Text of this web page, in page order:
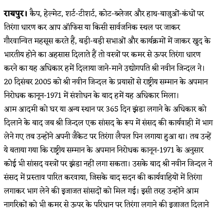
रायपुर।कैप, हेल्मेट, शर्ट-टीशर्ट, कोट-ब्लेजर और हाथ-बाजुओं-कंधों पर
तिरंगा धारण कर आप ऑफिस या किसी सार्वजनिक स्थल पर जाकर
गौरवान्वित महसूस करते हैं, बड़ी-बड़ी सभाओं और कार्यक्रमों में जाकर खुद के
भारतीय होने का अहसास दिलाते हैं तो वस्त्रों पर कमर से ऊपर तिरंगा धारण
करने का यह अधिकार हमें दिलाया जाने-माने उद्योगपति श्री नवीन जिन्दल ने।
20 दिसंबर 2005 को श्री नवीन जिन्दल के प्रयासों से राष्ट्रीय सम्मान के अपमान
निरोधक कानून-1971 में संशोधन के बाद हमें यह अधिकार मिला।
आम आदमी को घर या अन्य स्थान पर 365 दिन झंडा लगाने के अधिकार को
दिलाने के बाद जब श्री जिन्दल एक सांसद के रूप में संसद की कार्यवाही में भाग
लेने गए तब उन्होंने अपनी जैकेट पर तिरंगा लैपल पिन लगाया हुआ था। तब उन्हें
ये बताया गया कि राष्ट्रीय सम्मान के अपमान निरोधक कानून-1971 के अनुसार
कोई भी सांसद वस्त्रों पर झंडा नहीं लगा सकता। उसके बाद श्री नवीन जिन्दल ने
संसद में प्रस्ताव पारित करवाया, जिसके बाद सदन की कार्यवाहियों में तिरंगा
लगाकर भाग लेने की इजाजत सांसदों को मिल गई। इसी तरह उन्होंने आम
नागरिकों को भी कमर से ऊपर के परिधान पर तिरंगा लगाने की इजाजत दिलाने